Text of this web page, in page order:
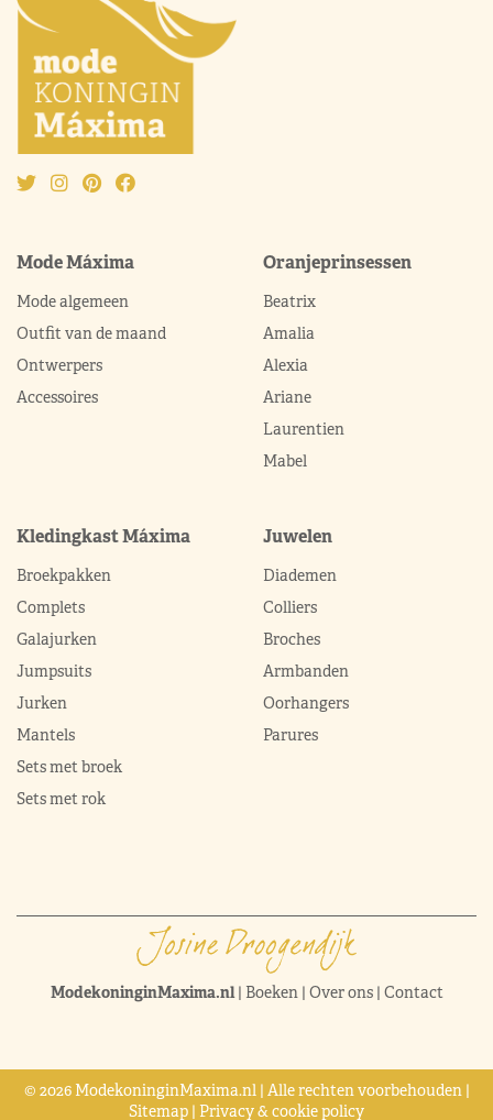
Mode Máxima
Mode algemeen
Outfit van de maand
Ontwerpers
Accessoires
Oranjeprinsessen
Beatrix
Amalia
Alexia
Ariane
Laurentien
Mabel
Kledingkast Máxima
Broekpakken
Complets
Galajurken
Jumpsuits
Jurken
Mantels
Sets met broek
Sets met rok
Juwelen
Diademen
Colliers
Broches
Armbanden
Oorhangers
Parures
ModekoninginMaxima.nl| Boeken| Over ons| Contact
© 2026 ModekoninginMaxima.nl | Alle rechten voorbehouden |
Sitemap | Privacy & cookie policy